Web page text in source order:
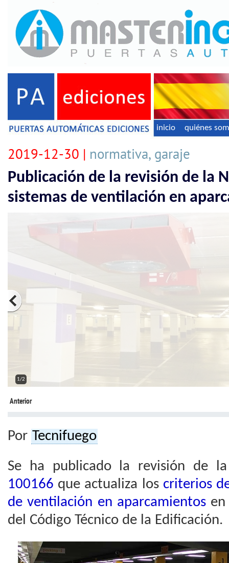
inicio quiénes
2019-12-30 | normativa, garaje
Publicación de la revisión de la
sistemas de ventilación en
2/2
Anterior
Por Tecnifuego
Se ha publicado la revisión de
100166 que actualiza los criterios
de ventilación en aparcamientos
del Código Técnico de la Edificación.